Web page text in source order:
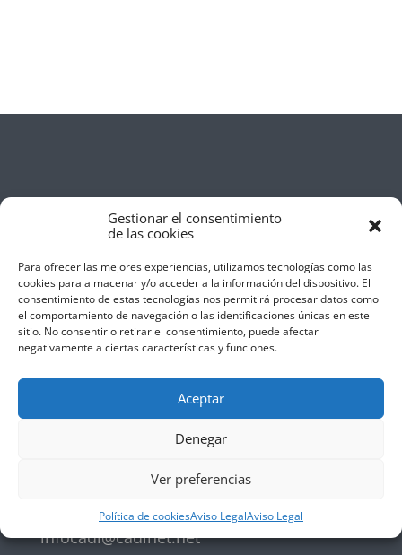
Gestionar el consentimiento
de las cookies
Para ofrecer las mejores experiencias, utilizamos tecnologías como las
cookies para almacenar y/o acceder a la información del dispositivo. El
consentimiento de estas tecnologías nos permitirá procesar datos como
el comportamiento de navegación o las identificaciones únicas en este
sitio. No consentir o retirar el consentimiento, puede afectar
negativamente a ciertas características y funciones.
Aceptar
Denegar
Ver preferencias
Política de cookiesAviso LegalAviso Legal
Aviso Legal
Política de privadidad
Política de cookies
Email
infocadi@cadinet.net